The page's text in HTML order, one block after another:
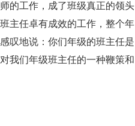
的工作，成了班级真正的领头
主任卓有成效的工作，整个年
叹地说：你们年级的班主任是
我们年级班主任的一种鞭策和